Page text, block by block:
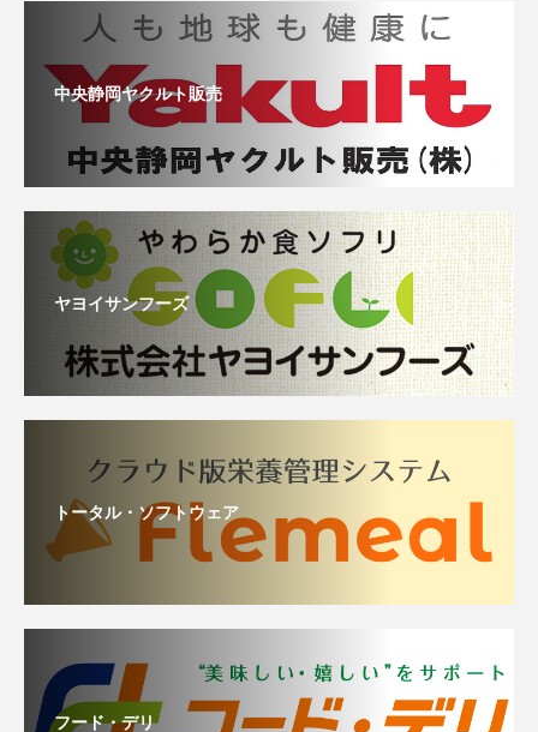
中央静岡ヤクルト販売
ヤヨイサンフーズ
トータル・ソフトウェア
フード・デリ